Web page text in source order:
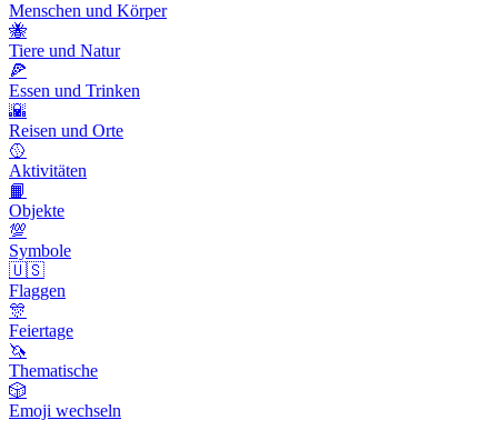
Menschen und Körper
🐝
Tiere und Natur
🍕
Essen und Trinken
🌇
Reisen und Orte
🥎
Aktivitäten
📙
Objekte
💯
Symbole
🇺🇸
Flaggen
🎊
Feiertage
🦄
Thematische
🎲
Emoji wechseln